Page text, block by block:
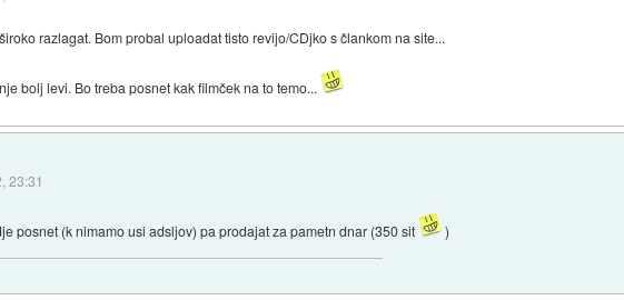
razlagat. Bom probal uploadat tisto revijo/CDjko s člankom na site...
bolj levi. Bo treba posnet kak filmček na to temo...
23:31
posnet (k nimamo usi adsljov) pa prodajat za pametn dnar (350 sit )